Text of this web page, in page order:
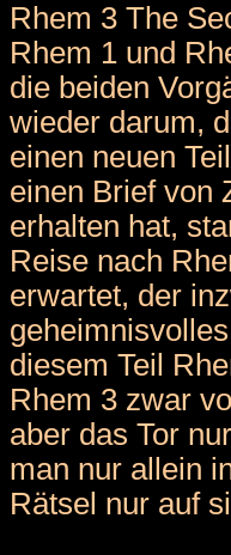
Rhem 3 The
Rhem 1 und
die beiden
wieder darum,
einen neuen
einen Brief von
erhalten hat,
Reise nach
erwartet, der
diesem Teil
Rhem 3 zwar
aber das Tor
man nur allein
Rätsel nur auf